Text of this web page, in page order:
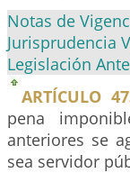
Notas de
Jurisprudencia
Legislación
ARTÍCULO
pena
anteriores se
sea servidor